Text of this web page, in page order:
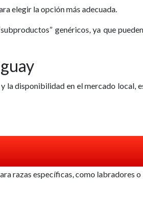
elegir la opción más adecuada.
genéricos, ya que
y la disponibilidad en el mercado local,
razas específicas, como labradores